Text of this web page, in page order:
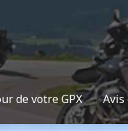
de votre GPX Avis